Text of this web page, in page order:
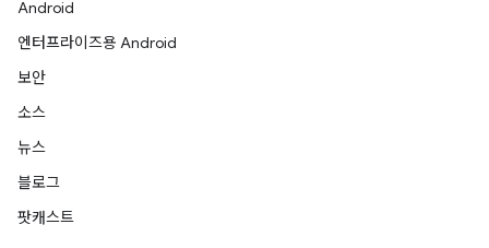
Android
엔터프라이즈용 Android
보안
소스
뉴스
블로그
팟캐스트